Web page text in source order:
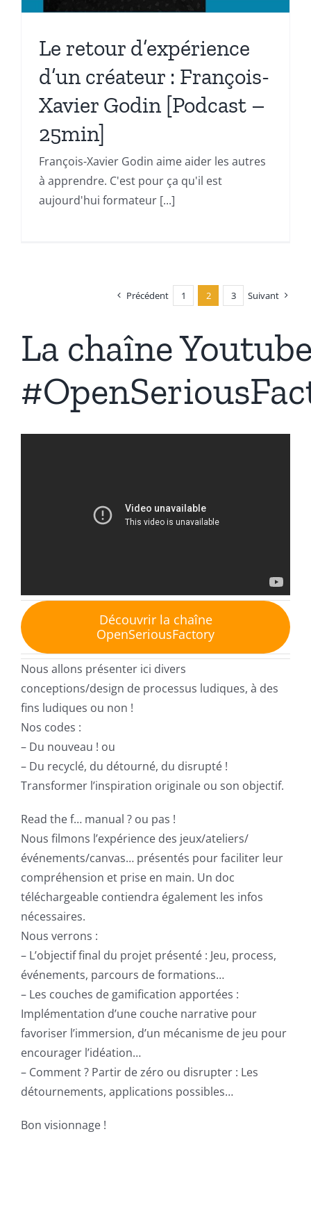
Le retour d’expérience
d’un créateur : François-
Xavier Godin [Podcast –
25min]
François-Xavier Godin aime aider les autres
à apprendre. C'est pour ça qu'il est
aujourd'hui formateur [...]
Précédent 1 2 3 Suivant
La chaîne
Découvrir la chaîne
OpenSeriousFactory
Nous allons présenter ici divers
conceptions/design de processus ludiques, à des
fins ludiques ou non !
Nos codes :
– Du nouveau ! ou
– Du recyclé, du détourné, du disrupté !
Transformer l’inspiration originale ou son objectif.
Read the f… manual ? ou pas !
Nous filmons l’expérience des jeux/ateliers/
événements/canvas… présentés pour faciliter leur
compréhension et prise en main. Un doc
téléchargeable contiendra également les infos
nécessaires.
Nous verrons :
– L’objectif final du projet présenté : Jeu, process,
événements, parcours de formations…
– Les couches de gamification apportées :
Implémentation d’une couche narrative pour
favoriser l’immersion, d’un mécanisme de jeu pour
encourager l’idéation…
– Comment ? Partir de zéro ou disrupter : Les
détournements, applications possibles…
Bon visionnage !